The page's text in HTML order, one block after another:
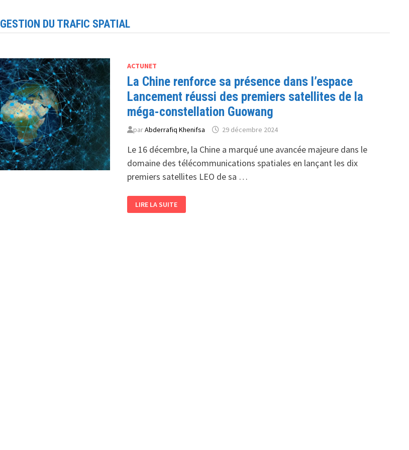
GESTION DU TRAFIC SPATIAL
ACTUNET
La Chine renforce sa présence dans l’espace
Lancement réussi des premiers satellites de la
méga-constellation Guowang
parAbderrafiq Khenifsa 29 décembre 2024
Le 16 décembre, la Chine a marqué une avancée majeure dans le
domaine des télécommunications spatiales en lançant les dix
premiers satellites LEO de sa …
CHINE
RENFORCE
LIRE LA SUITE